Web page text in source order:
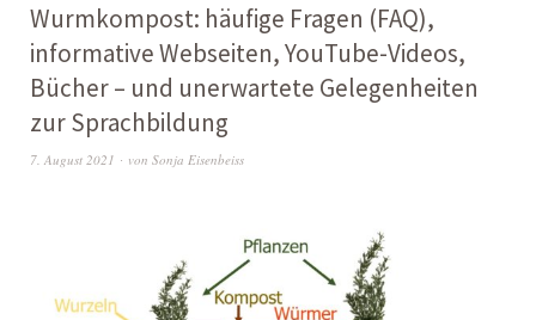
Wurmkompost: häufige Fragen (FAQ),
informative Webseiten, YouTube-Videos,
Bücher – und unerwartete Gelegenheiten
zur Sprachbildung
7. August 2021 von Sonja Eisenbeiss